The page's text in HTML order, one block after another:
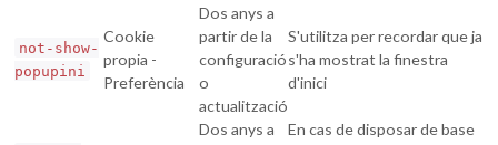
not-show-
popupini
Cookie
propia -
Preferència
Dos anys a
partir de la
configuració
o
actualització
S'utilitza per recordar que ja
s'ha mostrat la finestra
d'inici
Dos anys a
En cas de disposar de base